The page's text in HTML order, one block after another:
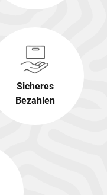
Sicheres
Bezahlen